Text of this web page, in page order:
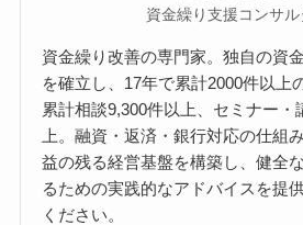
資金繰り支援コンサル
資金繰り改善の専門家。独自の資
を確立し、17年で累計2000件以上
累計相談9,300件以上、セミナー・
上。融資・返済・銀行対応の仕組
益の残る経営基盤を構築し、健全
るための実践的なアドバイスを提
ください。